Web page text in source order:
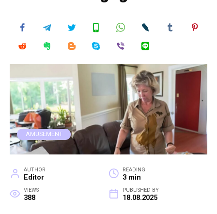
AMUSEMENT
AUTHOR
Editor
READING
3 min
VIEWS
388
PUBLISHED BY
18.08.2025